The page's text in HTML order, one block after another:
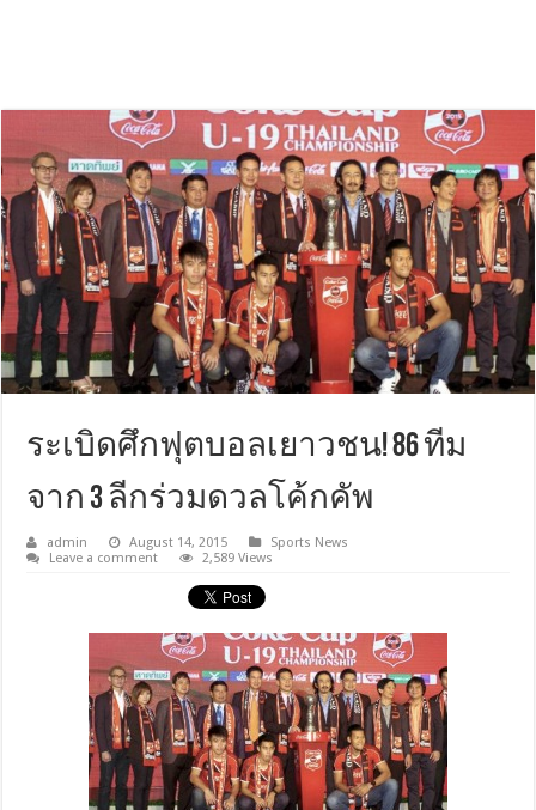
ระเบิดศึกฟุตบอลเยาวชน! 86 ทีม
จาก 3 ลีกร่วมดวลโค้กคัพ
admin August 14, 2015
Sports News
Leave a comment
2,589 Views